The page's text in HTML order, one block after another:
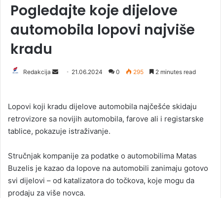
Pogledajte koje dijelove
automobila lopovi najviše
kradu
Redakcija
d
a
n
m
a
i
l
21.06.2024 0 295 2 minutes read
Lopovi koji kradu dijelove automobila najčešće skidaju
retrovizore sa novijih automobila, farove ali i registarske
tablice, pokazuje istraživanje.
Stručnjak kompanije za podatke o automobilima Matas
Buzelis je kazao da lopove na automobili zanimaju gotovo
svi dijelovi – od katalizatora do točkova, koje mogu da
prodaju za više novca.